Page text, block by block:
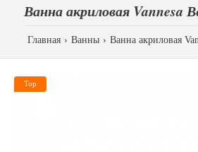
Ванна акриловая Vannesa
Главная Ванны Ванна акриловая
Top